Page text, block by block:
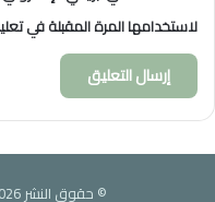
لاستخدامها المرة المقبلة في
© حقوق النشر 2026، جميع الحقوق محفوظة